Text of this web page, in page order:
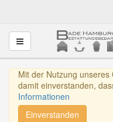
Toggle navigation
Mit der Nutzung
damit einverstanden,
Informationen
Einverstanden